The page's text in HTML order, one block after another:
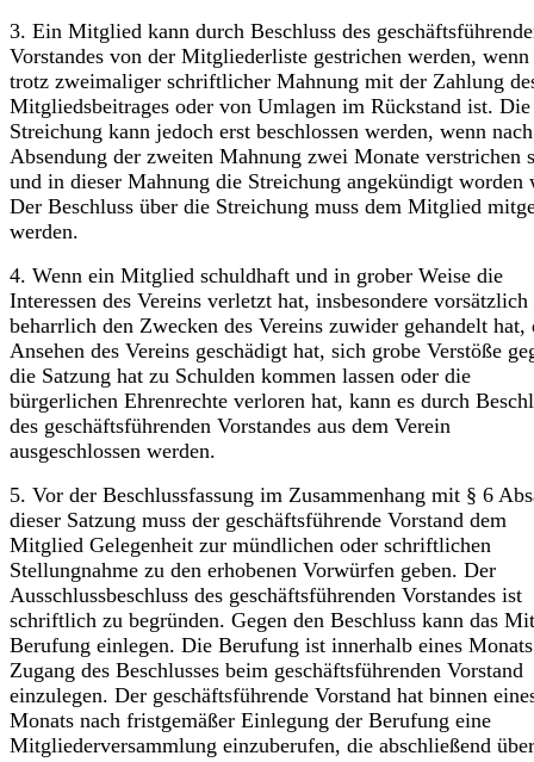
3. Ein Mitglied kann durch Beschluss des
Vorstandes von der Mitgliederliste gestrichen werden, wenn
trotz zweimaliger schriftlicher Mahnung mit der Zahlung
Mitgliedsbeitrages oder von Umlagen im Rückstand ist. Die
Streichung kann jedoch erst beschlossen werden, wenn nach
Absendung der zweiten Mahnung zwei Monate verstrichen
und in dieser Mahnung die Streichung angekündigt worden
Der Beschluss über die Streichung muss dem Mitglied
werden.
4. Wenn ein Mitglied schuldhaft und in grober Weise die
Interessen des Vereins verletzt hat, insbesondere vorsätzlich
beharrlich den Zwecken des Vereins zuwider gehandelt hat,
Ansehen des Vereins geschädigt hat, sich grobe Verstöße
die Satzung hat zu Schulden kommen lassen oder die
bürgerlichen Ehren­rechte verloren hat, kann es durch
des geschäftsführenden Vorstandes aus dem Verein
ausgeschlossen werden.
5. Vor der Beschlussfassung im Zusammenhang mit § 6
dieser Satzung muss der geschäftsführende Vorstand dem
Mitglied Gelegenheit zur mündlichen oder schriftlichen
Stellungnahme zu den erhobenen Vorwürfen geben. Der
Ausschluss­beschluss des geschäftsführenden Vorstandes ist
schriftlich zu begründen. Gegen den Beschluss kann das
Berufung einlegen. Die Berufung ist innerhalb eines
Zugang des Beschlusses beim geschäftsführenden Vorstand
einzulegen. Der geschäftsführende Vorstand hat binnen
Monats nach fristgemäßer Einlegung der Berufung eine
Mitgliederversammlung einzuberufen, die abschließend